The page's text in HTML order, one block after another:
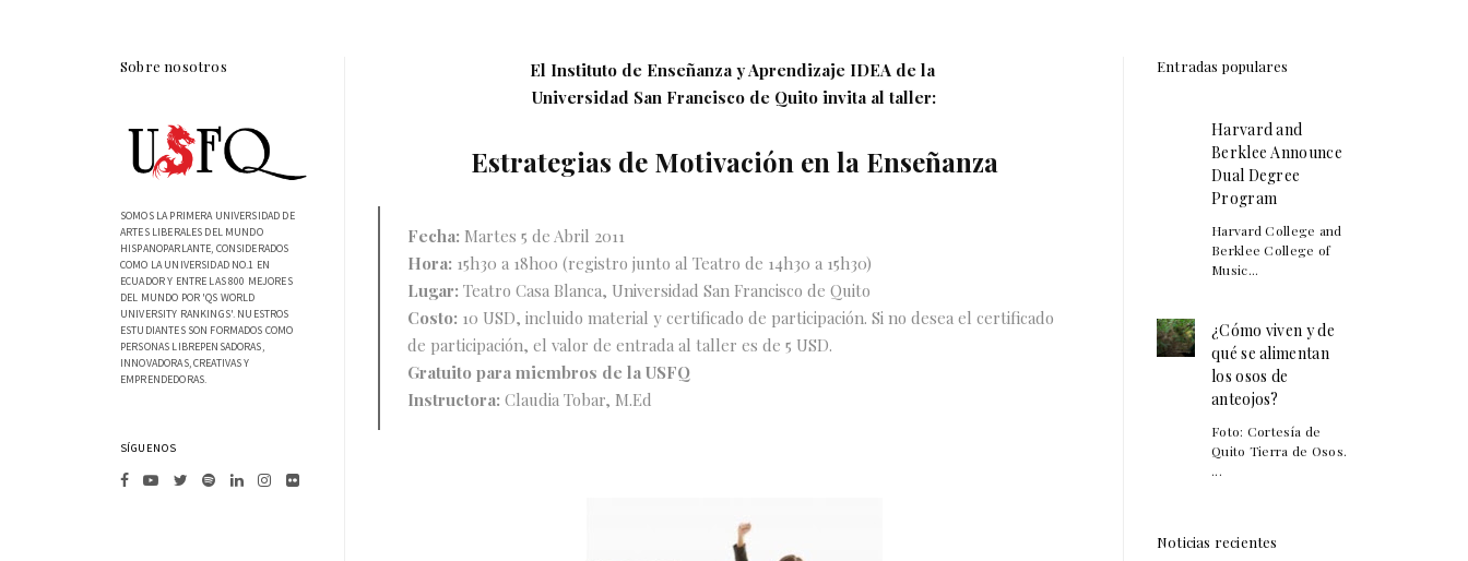
El Instituto de Enseñanza y Aprendizaje IDEA de la
Universidad San Francisco de Quito invita al taller:
Estrategias de Motivación en la Enseñanza
Fecha: Martes 5 de Abril 2011
Hora: 15h30 a 18h00 (registro junto al Teatro de 14h30 a 15h30)
Lugar: Teatro Casa Blanca, Universidad San Francisco de Quito
Costo: 10 USD, incluido material y certificado de participación. Si no desea el certificado
de participación, el valor de entrada al taller es de 5 USD.
Gratuito para miembros de la USFQ
Instructora: Claudia Tobar, M.Ed
Sobre nosotros
SOMOS LA PRIMERA UNIVERSIDAD DE
ARTES LIBERALES DEL MUNDO
HISPANOPARLANTE, CONSIDERADOS
COMO LA UNIVERSIDAD NO.1 EN
ECUADOR Y ENTRE LAS 800 MEJORES
DEL MUNDO POR 'QS WORLD
UNIVERSITY RANKINGS'. NUESTROS
ESTUDIANTES SON FORMADOS COMO
PERSONAS LIBREPENSADORAS,
INNOVADORAS, CREATIVAS Y
EMPRENDEDORAS.
SÍGUENOS
Entradas populares
Harvard and
Berklee Announce
Dual Degree
Program
Harvard College and
Berklee College of
Music...
¿Cómo viven y de
qué se alimentan
los osos de
anteojos?
Foto: Cortesía de
Quito Tierra de Osos.
...
Noticias recientes